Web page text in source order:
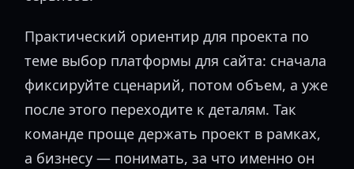
Практический ориентир для проекта по
теме выбор платформы для сайта: сначала
фиксируйте сценарий, потом объем, а уже
после этого переходите к деталям. Так
команде проще держать проект в рамках,
а бизнесу — понимать, за что именно он